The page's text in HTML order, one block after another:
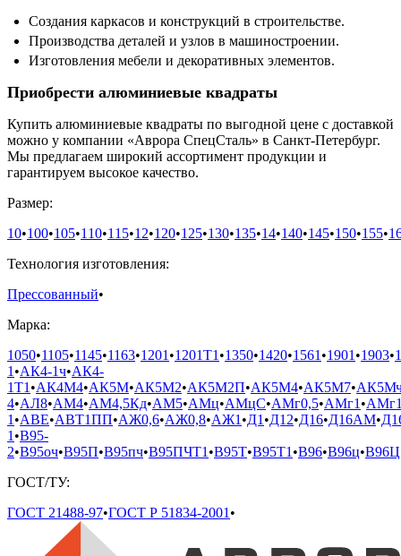
Создания каркасов и конструкций в строительстве.
Производства деталей и узлов в машиностроении.
Изготовления мебели и декоративных элементов.
Приобрести алюминиевые квадраты
Купить алюминиевые квадраты по выгодной цене с доставкой
можно у компании «Аврора СпецСталь» в Санкт-Петербург.
Мы предлагаем широкий ассортимент продукции и
гарантируем высокое качество.
Размер:
10•100•105•110•115•12•120•125•130•135•14•140•145•150•155•
Технология изготовления:
Прессованный•
Марка:
1050•1105•1145•1163•1201•1201Т1•1350•1420•1561•1901•1903•
1•АК4-1ч•АК4-
1Т1•АК4М4•АК5М•АК5М2•АК5М2П•АК5М4•АК5М7•
4•АЛ8•АМ4•АМ4,5Кд•АМ5•АМц•АМцС•АМг0,5•АМг1•
1•АВЕ•АВТ1ПП•АЖ0,6•АЖ0,8•АЖ1•Д1•Д12•Д16•Д16АМ•
1•В95-
2•В95оч•В95П•В95пч•В95ПЧТ1•В95Т•В95Т1•В96•В96ц•
ГОСТ/ТУ:
ГОСТ 21488-97•ГОСТ Р 51834-2001•